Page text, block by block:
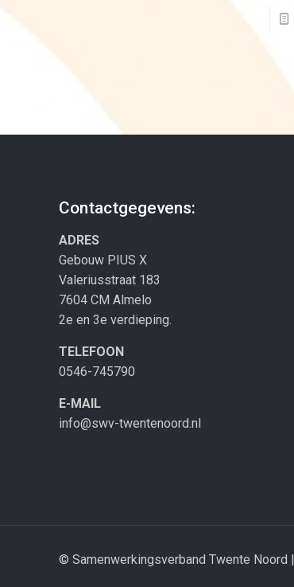
Contactgegevens:
ADRES
Gebouw PIUS X
Valeriusstraat 183
7604 CM Almelo
2e en 3e verdieping.
TELEFOON
0546-745790
E-MAIL
info@swv-twentenoord.nl
© Samenwerkingsverband Twente Noord |